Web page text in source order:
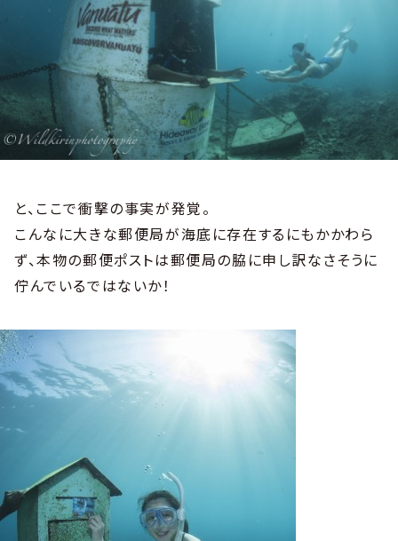
と、ここで衝撃の事実が発覚。
こんなに大きな郵便局が海底に存在するにもかかわら
ず、本物の郵便ポストは郵便局の脇に申し訳なさそうに
佇んでいるではないか！